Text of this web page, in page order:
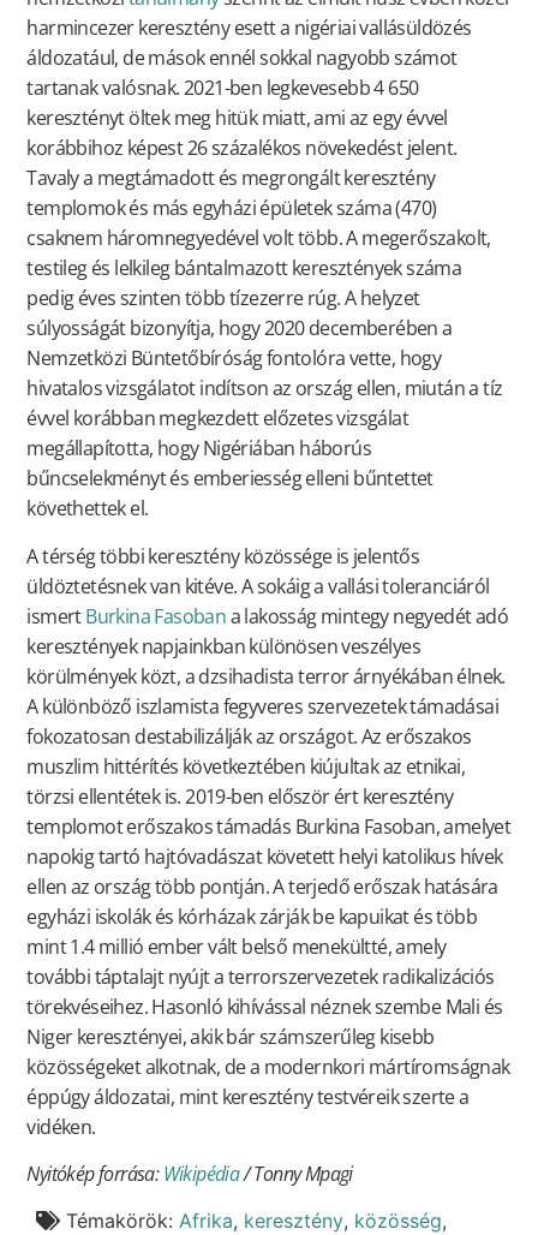
harmincezer keresztény esett a nigériai vallásüldözés
áldozatául, de mások ennél sokkal nagyobb számot
tartanak valósnak. 2021-ben legkevesebb 4 650
keresztényt öltek meg hitük miatt, ami az egy évvel
korábbihoz képest 26 százalékos növekedést jelent.
Tavaly a megtámadott és megrongált keresztény
templomok és más egyházi épületek száma (470)
csaknem háromnegyedével volt több. A megerőszakolt,
testileg és lelkileg bántalmazott keresztények száma
pedig éves szinten több tízezerre rúg. A helyzet
súlyosságát bizonyítja, hogy 2020 decemberében a
Nemzetközi Büntetőbíróság fontolóra vette, hogy
hivatalos vizsgálatot indítson az ország ellen, miután a tíz
évvel korábban megkezdett előzetes vizsgálat
megállapította, hogy Nigériában háborús
bűncselekményt és emberiesség elleni bűntettet
követhettek el.
A térség többi keresztény közössége is jelentős
üldöztetésnek van kitéve. A sokáig a vallási toleranciáról
ismertBurkina Fasobana lakosság mintegy negyedét adó
keresztények napjainkban különösen veszélyes
körülmények közt, a dzsihadista terror árnyékában élnek.
A különböző iszlamista fegyveres szervezetek támadásai
fokozatosan destabilizálják az országot. Az erőszakos
muszlim hittérítés következtében kiújultak az etnikai,
törzsi ellentétek is. 2019-ben először ért keresztény
templomot erőszakos támadás Burkina Fasoban, amelyet
napokig tartó hajtóvadászat követett helyi katolikus hívek
ellen az ország több pontján. A terjedő erőszak hatására
egyházi iskolák és kórházak zárják be kapuikat és több
mint 1.4 millió ember vált belső menekültté, amely
további táptalajt nyújt a terrorszervezetek radikalizációs
törekvéseihez. Hasonló kihívással néznek szembe Mali és
Niger keresztényei, akik bár számszerűleg kisebb
közösségeket alkotnak, de a modernkori mártíromságnak
éppúgy áldozatai, mint keresztény testvéreik szerte a
vidéken.
Nyitókép forrása:Wikipédia/ Tonny Mpagi
Témakörök: Afrika, keresztény, közösség,